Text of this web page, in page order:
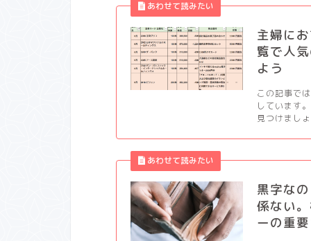
主婦に
覧で人
よう
この記事で
しています
見つけまし
黒字な
係ない
ーの重